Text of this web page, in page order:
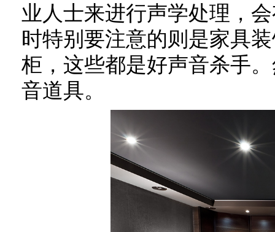
业人士来进行声学处理，
时特别要注意的则是家具
柜，这些都是好声音杀手
音道具。